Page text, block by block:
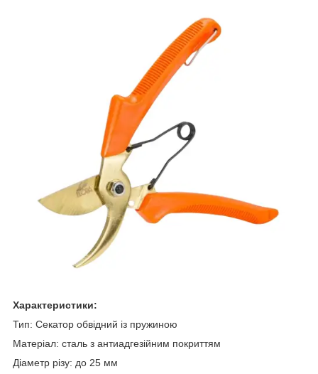
Характеристики:
Тип: Секатор обвідний із пружиною
Матеріал: сталь з антиадгезійним покриттям
Діаметр різу: до 25 мм